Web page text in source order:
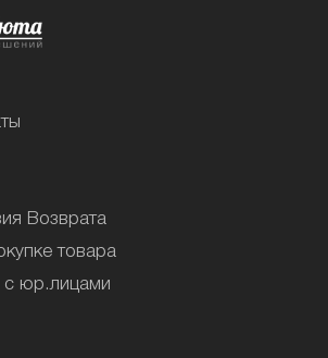
Возврата
товара
с юр.лицами